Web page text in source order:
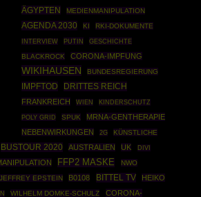
ÄGYPTEN MEDIENMANIPULATION
AGENDA 2030 KI RKI-DOKUMENTE
INTERVIEW PUTIN
GESCHICHTE
BLACKROCK
CORONA-IMPFUNG
WIKIHAUSEN BUNDESREGIERUNG
IMPFTOD DRITTES REICH
FRANKREICH WIEN KINDERSCHUTZ
POLY GRID SPUK
MRNA-GENTHERAPIE
NEBENWIRKUNGEN
2G
KÜNSTLICHE
BUSTOUR 2020 AUSTRALIEN UK DIVI
FFP2 MASKE NWO
JEFFREY EPSTEIN B0108 BITTEL TV
HEIKO
WILHELM DOMKE-SCHULZ
CORONA-